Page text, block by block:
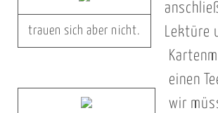
trauen sich aber nicht.
Lektüre
einen
wir